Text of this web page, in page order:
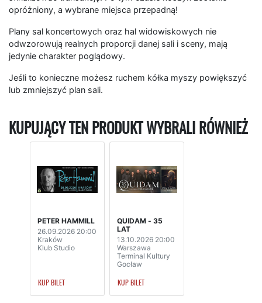
opróżniony, a wybrane miejsca przepadną!
Plany sal koncertowych oraz hal widowiskowych nie
odwzorowują realnych proporcji danej sali i sceny, mają
jedynie charakter poglądowy.
Jeśli to konieczne możesz ruchem kółka myszy powiększyć
lub zmniejszyć plan sali.
KUPUJĄCY TEN PRODUKT WYBRALI RÓWNIEŻ
PETER HAMMILL
26.09.2026 20:00
Kraków
Klub Studio
KUP BILET
QUIDAM - 35
LAT
13.10.2026 20:00
Warszawa
Terminal Kultury
Gocław
KUP BILET